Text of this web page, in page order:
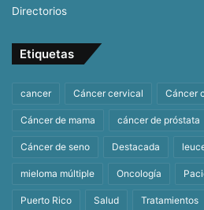
Directorios
Etiquetas
cancer Cáncer cervical Cáncer
Cáncer de mama cáncer de próstata
Cáncer de seno Destacada
mieloma múltiple Oncología
Puerto Rico Salud Tratamientos